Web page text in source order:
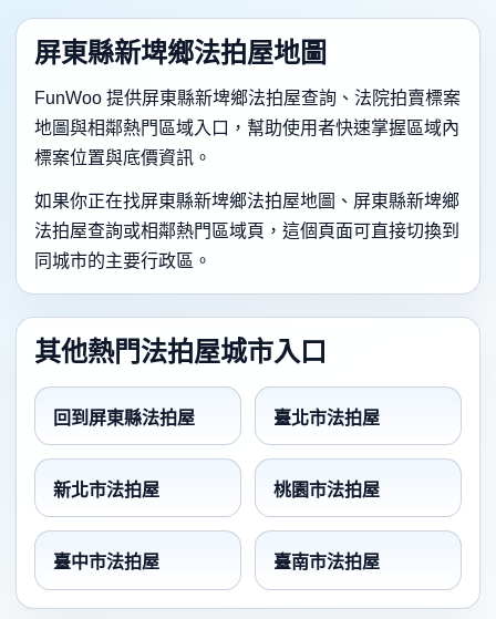
屏東縣新埤鄉法拍屋地圖
FunWoo 提供屏東縣新埤鄉法拍屋查詢、法院拍賣標案
地圖與相鄰熱門區域入口，幫助使用者快速掌握區域內
標案位置與底價資訊。
如果你正在找屏東縣新埤鄉法拍屋地圖、屏東縣新埤鄉
法拍屋查詢或相鄰熱門區域頁，這個頁面可直接切換到
同城市的主要行政區。
其他熱門法拍屋城市入口
回到屏東縣法拍屋 臺北市法拍屋
新北市法拍屋 桃園市法拍屋
臺中市法拍屋 臺南市法拍屋